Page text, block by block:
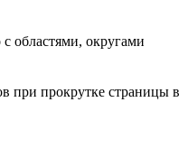
областями, округами
при прокрутке страницы в